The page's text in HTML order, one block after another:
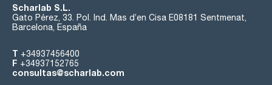
Scharlab S.L.
Gato Pérez, 33. Pol. Ind. Mas d’en Cisa E08181 Sentmenat,
Barcelona, España
T +34937456400
F +34937152765
consultas@scharlab.com